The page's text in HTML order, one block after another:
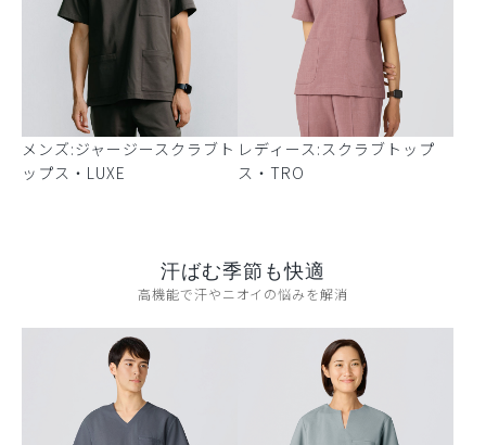
メンズ:ジャージースクラブト
ップス・LUXE
レディース:スクラブトップ
ス・TRO
汗ばむ季節も快適
高機能で汗やニオイの悩みを解消